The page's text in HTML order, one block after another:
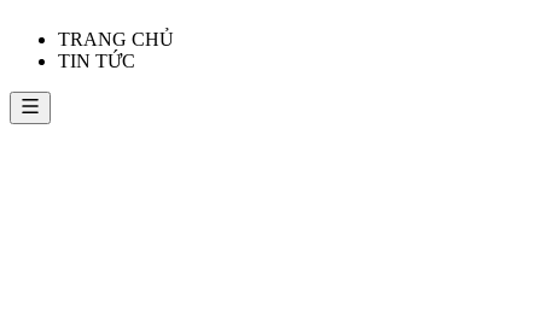
TRANG CHỦ
TIN TỨC